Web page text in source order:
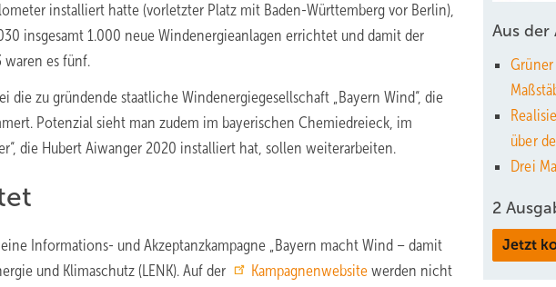
installiert hatte (vorletzter Platz mit Baden-Württemberg vor Berlin),
insgesamt 1.000 neue Windenergieanlagen errichtet und damit der
waren es fünf.
zu gründende staatliche Windenergiegesellschaft „Bayern Wind“, die
Potenzial sieht man zudem im bayerischen Chemiedreieck, im
die Hubert Aiwanger 2020 installiert hat, sollen weiterarbeiten.
Informations- und Akzeptanzkampagne „Bayern macht Wind – damit
und Klimaschutz (LENK). Auf der
Kampagnenwebsite werden nicht
Aus der
über
Drei
2
Jetzt